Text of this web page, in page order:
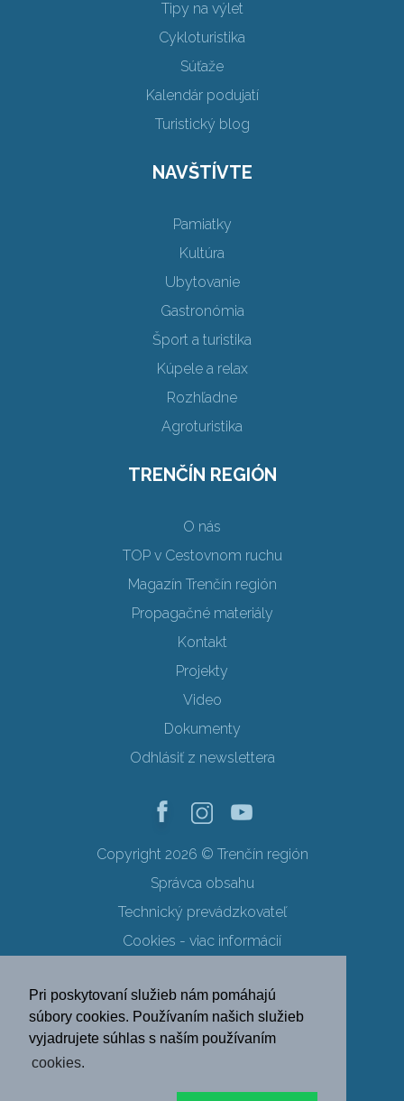
Pri poskytovaní služieb nám pomáhajú
súbory cookies. Používaním našich služieb
vyjadrujete súhlas s naším používaním
cookies.
Tipy na výlet
Cykloturistika
Súťaže
Kalendár podujatí
Turistický blog
NAVŠTÍVTE
Pamiatky
Kultúra
Ubytovanie
Gastronómia
Šport a turistika
Kúpele a relax
Rozhľadne
Agroturistika
TRENČÍN REGIÓN
O nás
TOP v Cestovnom ruchu
Magazín Trenčín región
Propagačné materiály
Kontakt
Projekty
Video
Dokumenty
Odhlásiť z newslettera
Copyright 2026 © Trenčín región
Správca obsahu
Technický prevádzkovateľ
Cookies - viac informácií
Ochrana osobných údajov
SK EN DE
PL